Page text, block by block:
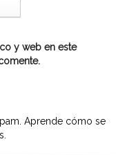
y web en este
Aprende cómo se